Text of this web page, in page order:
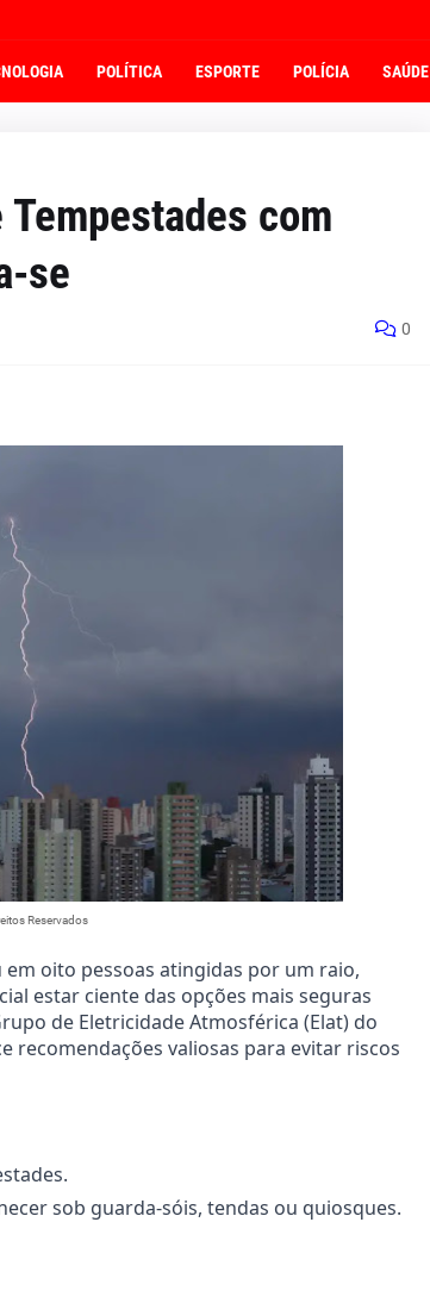
POLÍTICA ESPORTE POLÍCIA SAÚDE
com
se
0
Reservados
oito pessoas atingidas por um raio,
estar ciente das opções mais seguras
de Eletricidade Atmosférica (Elat) do
recomendações valiosas para evitar riscos
sob guarda-sóis, tendas ou quiosques.